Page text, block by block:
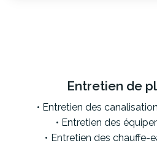
Entretien de
Entretien des
Entretien des
Entretien des chauffe-